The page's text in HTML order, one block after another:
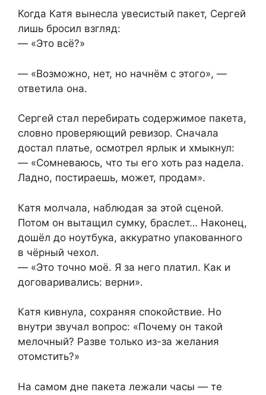
Когда Катя вынесла увесистый пакет, Сергей
лишь бросил взгляд:
— «Это всё?»
— «Возможно, нет, но начнём с этого», —
ответила она.
Сергей стал перебирать содержимое пакета,
словно проверяющий ревизор. Сначала
достал платье, осмотрел ярлык и хмыкнул:
— «Сомневаюсь, что ты его хоть раз надела.
Ладно, постираешь, может, продам».
Катя молчала, наблюдая за этой сценой.
Потом он вытащил сумку, браслет… Наконец,
дошёл до ноутбука, аккуратно упакованного
в чёрный чехол.
— «Это точно моё. Я за него платил. Как и
договаривались: верни».
Катя кивнула, сохраняя спокойствие. Но
внутри звучал вопрос: «Почему он такой
мелочный? Разве только из-за желания
отомстить?»
На самом дне пакета лежали часы — те